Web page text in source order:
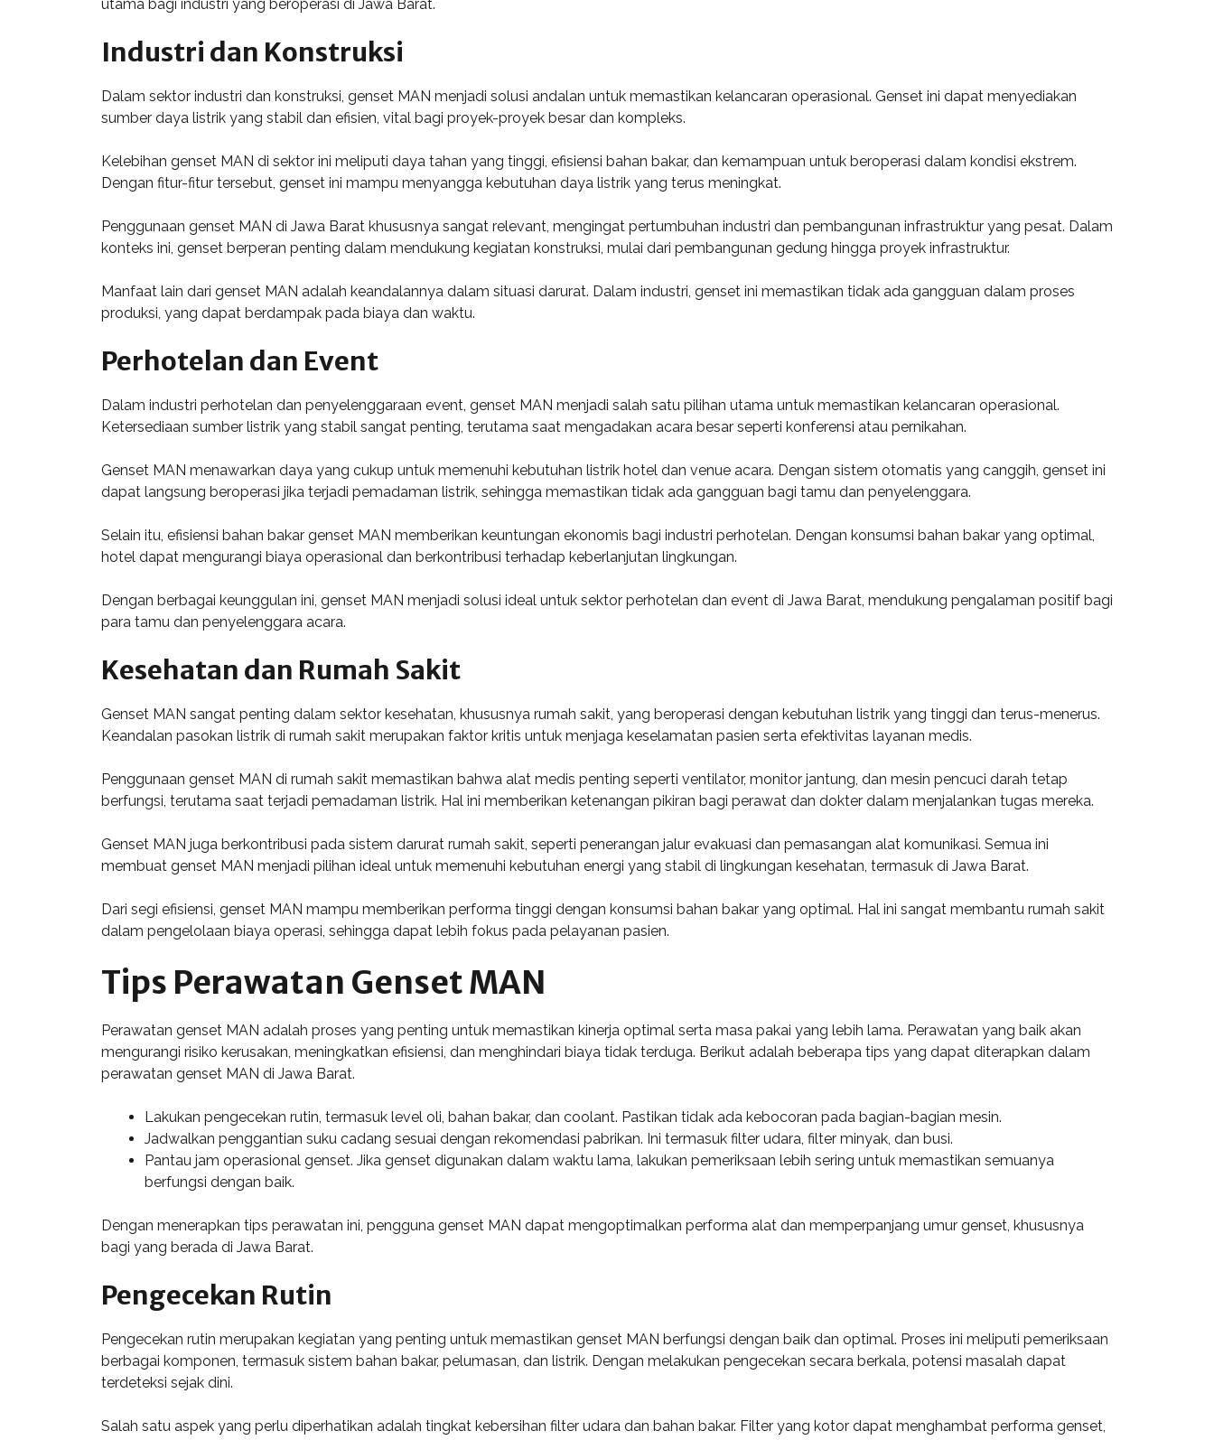
utama bagi industri yang beroperasi di Jawa Barat.
Industri dan Konstruksi
Dalam sektor industri dan konstruksi, genset MAN menjadi solusi andalan untuk memastikan kelancaran operasional. Genset ini dapat menyediakan
sumber daya listrik yang stabil dan efisien, vital bagi proyek-proyek besar dan kompleks.
Kelebihan genset MAN di sektor ini meliputi daya tahan yang tinggi, efisiensi bahan bakar, dan kemampuan untuk beroperasi dalam kondisi ekstrem.
Dengan fitur-fitur tersebut, genset ini mampu menyangga kebutuhan daya listrik yang terus meningkat.
Penggunaan genset MAN di Jawa Barat khususnya sangat relevant, mengingat pertumbuhan industri dan pembangunan infrastruktur yang pesat. Dalam
konteks ini, genset berperan penting dalam mendukung kegiatan konstruksi, mulai dari pembangunan gedung hingga proyek infrastruktur.
Manfaat lain dari genset MAN adalah keandalannya dalam situasi darurat. Dalam industri, genset ini memastikan tidak ada gangguan dalam proses
produksi, yang dapat berdampak pada biaya dan waktu.
Perhotelan dan Event
Dalam industri perhotelan dan penyelenggaraan event, genset MAN menjadi salah satu pilihan utama untuk memastikan kelancaran operasional.
Ketersediaan sumber listrik yang stabil sangat penting, terutama saat mengadakan acara besar seperti konferensi atau pernikahan.
Genset MAN menawarkan daya yang cukup untuk memenuhi kebutuhan listrik hotel dan venue acara. Dengan sistem otomatis yang canggih, genset ini
dapat langsung beroperasi jika terjadi pemadaman listrik, sehingga memastikan tidak ada gangguan bagi tamu dan penyelenggara.
Selain itu, efisiensi bahan bakar genset MAN memberikan keuntungan ekonomis bagi industri perhotelan. Dengan konsumsi bahan bakar yang optimal,
hotel dapat mengurangi biaya operasional dan berkontribusi terhadap keberlanjutan lingkungan.
Dengan berbagai keunggulan ini, genset MAN menjadi solusi ideal untuk sektor perhotelan dan event di Jawa Barat, mendukung pengalaman positif bagi
para tamu dan penyelenggara acara.
Kesehatan dan Rumah Sakit
Genset MAN sangat penting dalam sektor kesehatan, khususnya rumah sakit, yang beroperasi dengan kebutuhan listrik yang tinggi dan terus-menerus.
Keandalan pasokan listrik di rumah sakit merupakan faktor kritis untuk menjaga keselamatan pasien serta efektivitas layanan medis.
Penggunaan genset MAN di rumah sakit memastikan bahwa alat medis penting seperti ventilator, monitor jantung, dan mesin pencuci darah tetap
berfungsi, terutama saat terjadi pemadaman listrik. Hal ini memberikan ketenangan pikiran bagi perawat dan dokter dalam menjalankan tugas mereka.
Genset MAN juga berkontribusi pada sistem darurat rumah sakit, seperti penerangan jalur evakuasi dan pemasangan alat komunikasi. Semua ini
membuat genset MAN menjadi pilihan ideal untuk memenuhi kebutuhan energi yang stabil di lingkungan kesehatan, termasuk di Jawa Barat.
Dari segi efisiensi, genset MAN mampu memberikan performa tinggi dengan konsumsi bahan bakar yang optimal. Hal ini sangat membantu rumah sakit
dalam pengelolaan biaya operasi, sehingga dapat lebih fokus pada pelayanan pasien.
Tips Perawatan Genset MAN
Perawatan genset MAN adalah proses yang penting untuk memastikan kinerja optimal serta masa pakai yang lebih lama. Perawatan yang baik akan
mengurangi risiko kerusakan, meningkatkan efisiensi, dan menghindari biaya tidak terduga. Berikut adalah beberapa tips yang dapat diterapkan dalam
perawatan genset MAN di Jawa Barat.
Lakukan pengecekan rutin, termasuk level oli, bahan bakar, dan coolant. Pastikan tidak ada kebocoran pada bagian-bagian mesin.
Jadwalkan penggantian suku cadang sesuai dengan rekomendasi pabrikan. Ini termasuk filter udara, filter minyak, dan busi.
Pantau jam operasional genset. Jika genset digunakan dalam waktu lama, lakukan pemeriksaan lebih sering untuk memastikan semuanya
berfungsi dengan baik.
Dengan menerapkan tips perawatan ini, pengguna genset MAN dapat mengoptimalkan performa alat dan memperpanjang umur genset, khususnya
bagi yang berada di Jawa Barat.
Pengecekan Rutin
Pengecekan rutin merupakan kegiatan yang penting untuk memastikan genset MAN berfungsi dengan baik dan optimal. Proses ini meliputi pemeriksaan
berbagai komponen, termasuk sistem bahan bakar, pelumasan, dan listrik. Dengan melakukan pengecekan secara berkala, potensi masalah dapat
terdeteksi sejak dini.
Salah satu aspek yang perlu diperhatikan adalah tingkat kebersihan filter udara dan bahan bakar. Filter yang kotor dapat menghambat performa genset,